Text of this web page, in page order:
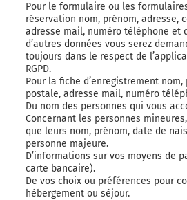
Pour le formulaire ou les
réservation nom, prénom, adresse,
adresse mail, numéro téléphone et
d’autres données vous serez
toujours dans le respect de
RGPD.
Pour la fiche d’enregistrement nom,
postale, adresse mail, numéro
Du nom des personnes qui vous
Concernant les personnes
que leurs nom, prénom, date de
personne majeure.
D’informations sur vos moyens de
carte bancaire).
De vos choix ou préférences pour
hébergement ou séjour.